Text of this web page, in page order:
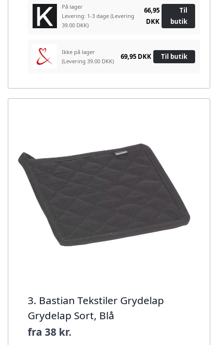
På lager
Levering: 1-3 dage (Levering
39.00 DKK)
66,95
DKK
Til
butik
Ikke på lager
(Levering 39.00 DKK)
69,95 DKK Til butik
3. Bastian Tekstiler Grydelap
Grydelap Sort, Blå
fra 38 kr.